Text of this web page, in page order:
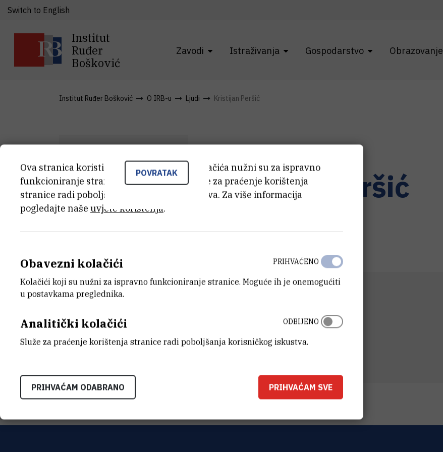
Institut
Ruđer
Bošković
Zavodi Istraživanja Gospodarstvo Obrazovanje
Switch to English
Institut Ruđer Bošković O IRB-u Ljudi Kristijan Peršić
KP Kristijan Peršić
E-MAIL
INTERNI BROJ
Bijenička 54
POVRATAK
Ova stranica koristi kolačiće. Neki od tih kolačića nužni su za ispravno
funkcioniranje stranice, dok se drugi koriste za praćenje korištenja
stranice radi poboljšanja korisničkog iskustva. Za više informacija
pogledajte naše uvjete korištenja.
Obavezni kolačići
Kolačići koji su nužni za ispravno funkcioniranje stranice. Moguće ih je onemogućiti
u postavkama preglednika.
PRIHVAĆENO
Analitički kolačići
Služe za praćenje korištenja stranice radi poboljšanja korisničkog iskustva.
ODBIJENO
PRIHVAĆAM ODABRANO PRIHVAĆAM SVE